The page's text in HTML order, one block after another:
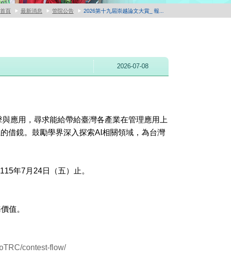
頁 最新消息 管院公告 2026第十九屆崇越論文大賞_ 報...
2026-07-08
應用，尋求能給帶給臺灣各產業在管理應用上
借鏡。鼓勵學界深入探索AI相關領域，為台灣
年7月24日（五）止。
值。
contest-flow/